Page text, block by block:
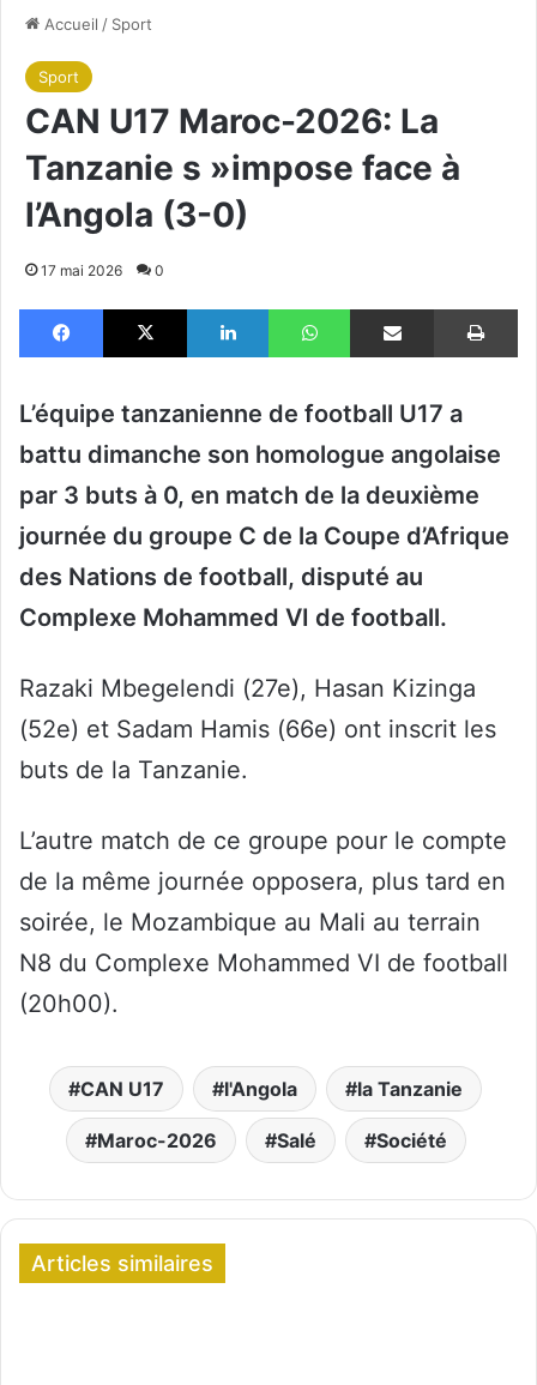
Accueil / Sport
Sport
CAN U17 Maroc-2026: La
Tanzanie s »impose face à
l’Angola (3-0)
17 mai 2026 0
Facebook X Linkedin WhatsApp Partager par email
L’équipe tanzanienne de football U17 a
battu dimanche son homologue angolaise
par 3 buts à 0, en match de la deuxième
journée du groupe C de la Coupe d’Afrique
des Nations de football, disputé au
Complexe Mohammed VI de football.
Razaki Mbegelendi (27e), Hasan Kizinga
(52e) et Sadam Hamis (66e) ont inscrit les
buts de la Tanzanie.
L’autre match de ce groupe pour le compte
de la même journée opposera, plus tard en
soirée, le Mozambique au Mali au terrain
N8 du Complexe Mohammed VI de football
(20h00).
CAN U17 l'Angola la Tanzanie
Maroc-2026 Salé Société
Articles similaires